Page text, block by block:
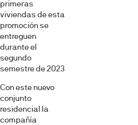
primeras
viviendas de esta
promoción se
entreguen
durante el
segundo
semestre de 2023
Con este nuevo
conjunto
residencial la
compañía